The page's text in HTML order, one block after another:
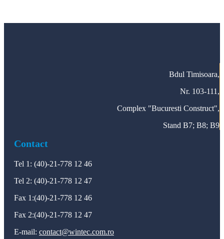
Bdul Timisoara,
Nr. 103-111,
Complex "Bucuresti Construct",
Stand B7; B8; B9
Contact
Tel 1: (40)-21-778 12 46
Tel 2: (40)-21-778 12 47
Fax 1:(40)-21-778 12 46
Fax 2:(40)-21-778 12 47
E-mail: contact@wintec.com.ro